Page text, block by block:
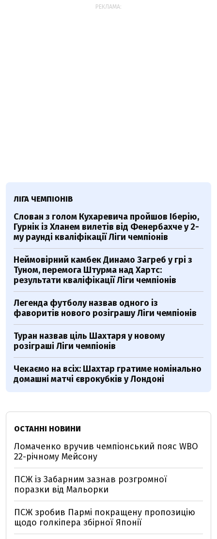
РЕКЛАМА:
ЛІГА ЧЕМПІОНІВ
Слован з голом Кухаревича пройшов Іберію,
Гурнік із Хланем вилетів від Фенербахче у 2-
му раунді кваліфікації Ліги чемпіонів
Неймовірний камбек Динамо Загреб у грі з
Туном, перемога Штурма над Хартс:
результати кваліфікації Ліги чемпіонів
Легенда футболу назвав одного із
фаворитів нового розіграшу Ліги чемпіонів
Туран назвав ціль Шахтаря у новому
розіграші Ліги чемпіонів
Чекаємо на всіх: Шахтар гратиме номінально
домашні матчі єврокубків у Лондоні
ОСТАННІ НОВИНИ
Ломаченко вручив чемпіонський пояс WBO
22-річному Мейсону
ПСЖ із Забарним зазнав розгромної
поразки від Мальорки
ПСЖ зробив Пармі покращену пропозицію
щодо голкіпера збірної Японії